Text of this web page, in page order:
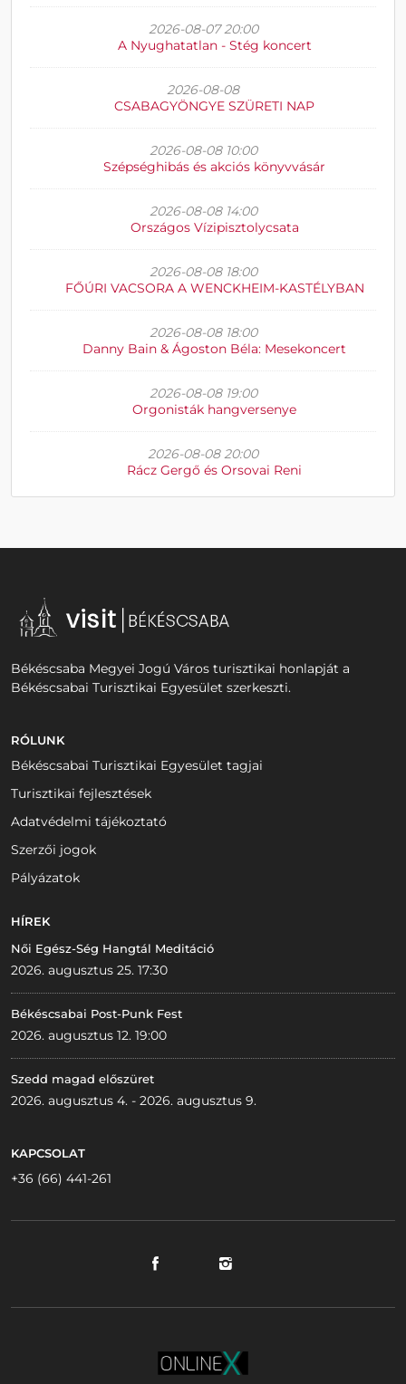
2026-08-07 20:00
A Nyughatatlan - Stég koncert
2026-08-08
CSABAGYÖNGYE SZÜRETI NAP
2026-08-08 10:00
Szépséghibás és akciós könyvvásár
2026-08-08 14:00
Országos Vízipisztolycsata
2026-08-08 18:00
FŐÚRI VACSORA A WENCKHEIM-KASTÉLYBAN
2026-08-08 18:00
Danny Bain & Ágoston Béla: Mesekoncert
2026-08-08 19:00
Orgonisták hangversenye
2026-08-08 20:00
Rácz Gergő és Orsovai Reni
Békéscsaba Megyei Jogú Város turisztikai honlapját a
Békéscsabai Turisztikai Egyesület szerkeszti.
RÓLUNK
Békéscsabai Turisztikai Egyesület tagjai
Turisztikai fejlesztések
Adatvédelmi tájékoztató
Szerzői jogok
Pályázatok
HÍREK
Női Egész-Ség Hangtál Meditáció
2026. augusztus 25. 17:30
Békéscsabai Post-Punk Fest
2026. augusztus 12. 19:00
Szedd magad előszüret
2026. augusztus 4. - 2026. augusztus 9.
KAPCSOLAT
+36 (66) 441-261